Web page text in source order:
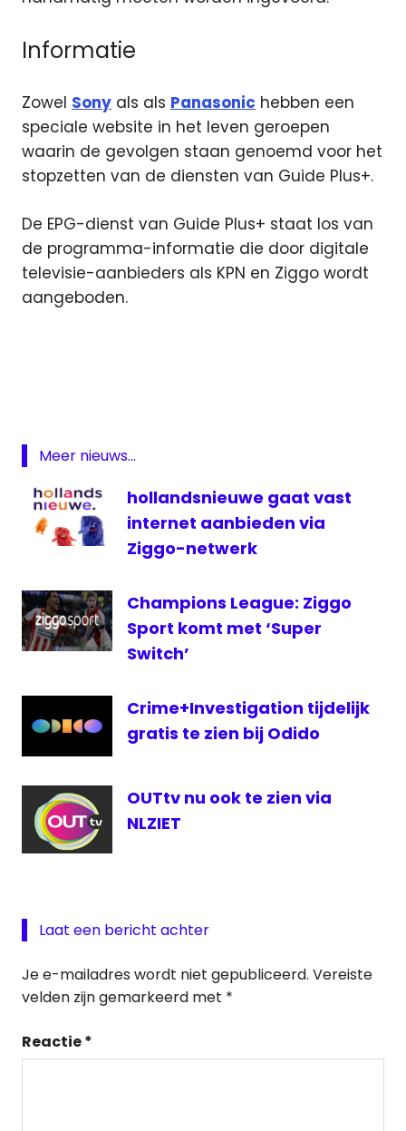
Informatie
Zowel Sony als als Panasonic hebben een
speciale website in het leven geroepen
waarin de gevolgen staan genoemd voor het
stopzetten van de diensten van Guide Plus+.
De EPG-dienst van Guide Plus+ staat los van
de programma-informatie die door digitale
televisie-aanbieders als KPN en Ziggo wordt
aangeboden.
Panasonic
Sony
televisie
videorecorder
Meer nieuws...
hollandsnieuwe gaat vast
internet aanbieden via
Ziggo-netwerk
Champions League: Ziggo
Sport komt met ‘Super
Switch’
Crime+Investigation tijdelijk
gratis te zien bij Odido
OUTtv nu ook te zien via
NLZIET
Laat een bericht achter
Je e-mailadres wordt niet gepubliceerd. Vereiste
velden zijn gemarkeerd met *
Reactie*